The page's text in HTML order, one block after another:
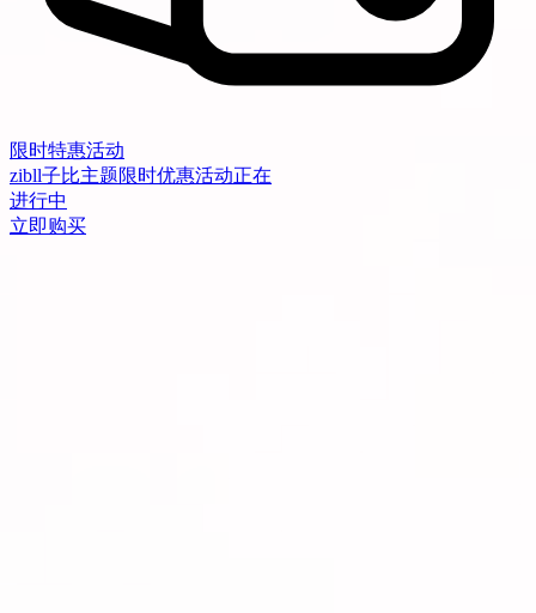
限时特惠活动
zibll子比主题限时优惠活动正在
进行中
立即购买